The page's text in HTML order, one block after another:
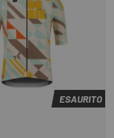
ESAURITO